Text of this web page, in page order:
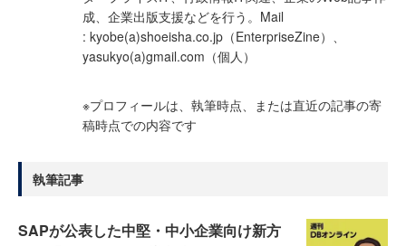
成、企業出版支援などを行う。Mail
: kyobe(a)shoeisha.co.jp（EnterpriseZine）、
yasukyo(a)gmail.com（個人）
※プロフィールは、執筆時点、または直近の記事の寄
稿時点での内容です
執筆記事
SAPが公表した中堅・中小企業向け新方